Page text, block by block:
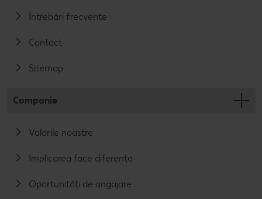
Întrebări frecvente
Contact
Sitemap
Companie
Valorile noastre
Implicarea face diferența
Oportunități de angajare